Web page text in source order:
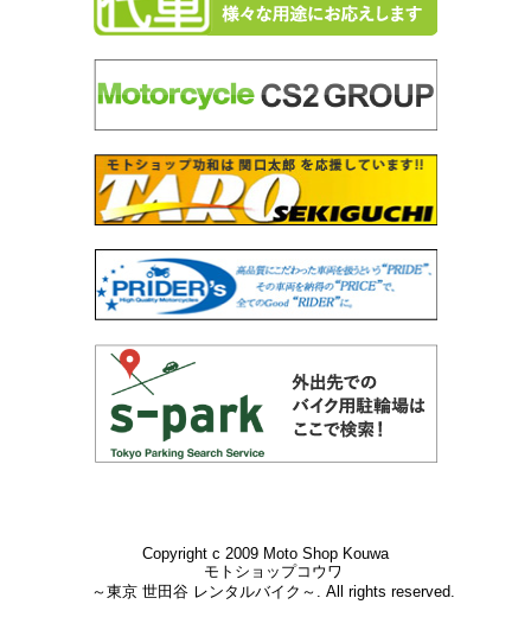
Copyright c 2009 Moto Shop Kouwa
モトショップコウワ
～東京 世田谷 レンタルバイク～. All rights reserved.